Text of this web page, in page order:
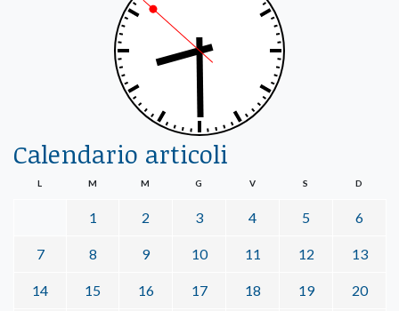
Calendario articoli
L M M G V S D
1 2 3 4 5 6
7 8 9 10 11 12 13
14 15 16 17 18 19 20